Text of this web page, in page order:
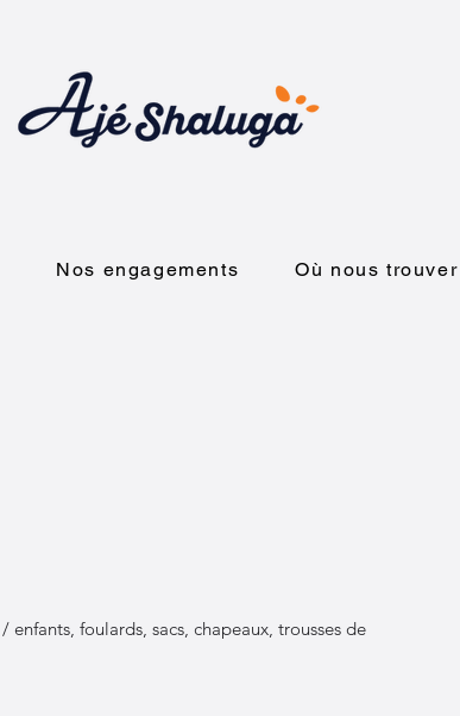
Nos engagements Où nous trouver
foulards, sacs, chapeaux, trousses de